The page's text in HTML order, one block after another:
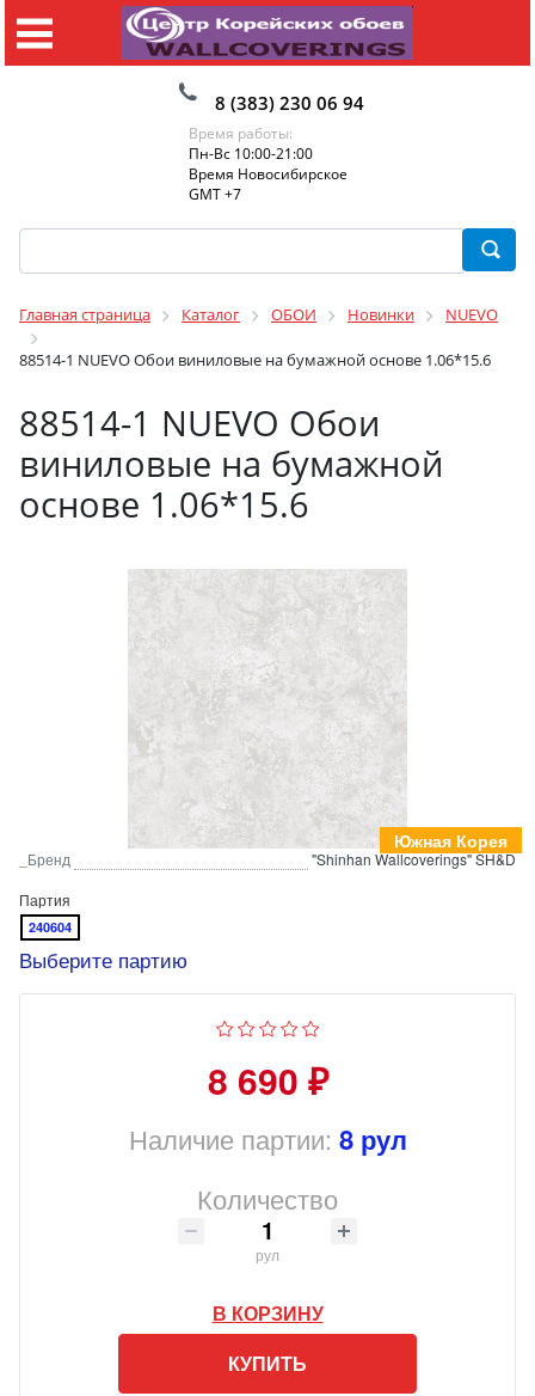
8 (383) 230 06 94
Время работы:
Пн-Вс 10:00-21:00
Время Новосибирское
GMT +7
Главная страница Каталог ОБОИ Новинки NUEVO
88514-1 NUEVO Обои виниловые на бумажной основе 1.06*15.6
88514-1 NUEVO Обои
виниловые на бумажной
основе 1.06*15.6
Южная Корея
_Бренд
"Shinhan Wallcoverings" SH&D
Партия
240604
Выберите партию
8 690 ₽
Наличие партии: 8 рул
Количество
рул
В КОРЗИНУ
КУПИТЬ